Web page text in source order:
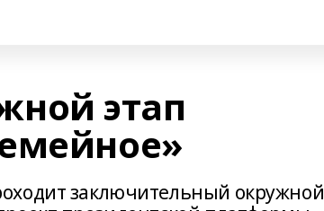
этап
заключительный окружной